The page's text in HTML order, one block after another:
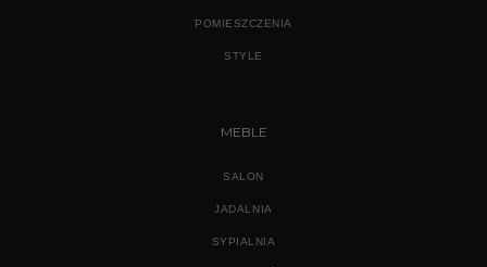
POMIESZCZENIA
STYLE
MEBLE
SALON
JADALNIA
SYPIALNIA